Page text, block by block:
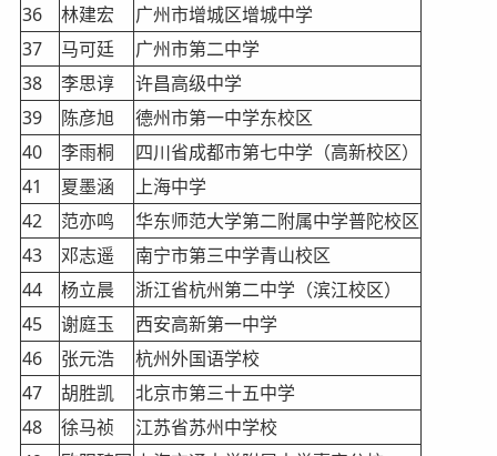
36
林建宏
广州市增城区增城中学
37
马可廷
广州市第二中学
38
李思谆
许昌高级中学
39
陈彦旭
德州市第一中学东校区
40
李雨桐
四川省成都市第七中学（高新校区）
41
夏墨涵
上海中学
42
范亦鸣
华东师范大学第二附属中学普陀校区
43
邓志遥
南宁市第三中学青山校区
44
杨立晨
浙江省杭州第二中学（滨江校区）
45
谢庭玉
西安高新第一中学
46
张元浩
杭州外国语学校
47
胡胜凯
北京市第三十五中学
48
徐马祯
江苏省苏州中学校